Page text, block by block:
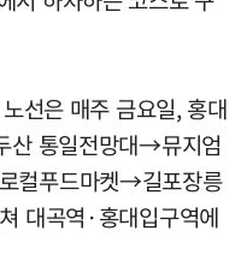
선은 매주 금요일, 홍대
산 통일전망대→뮤지엄
컬푸드마켓→길포장릉
대곡역·홍대입구역에